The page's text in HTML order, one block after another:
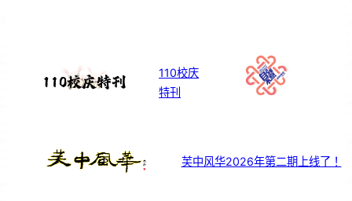
110校庆
特刊
芙中风华2026年第二期上线了！